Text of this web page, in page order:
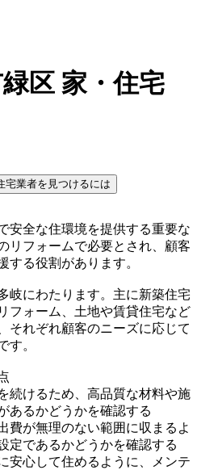
区 家・住宅
宅業者を見つけるには
安全な住環境を提供する重要な
リフォームで必要とされ、顧客
する役割があります。
岐にわたります。主に新築住宅
フォーム、土地や賃貸住宅など
それぞれ顧客のニーズに応じて
す。
続けるため、高品質な材料や施
あるかどうかを確認する
費が無理のない範囲に収まるよ
定であるかどうかを確認する
安心して住めるように、メンテ